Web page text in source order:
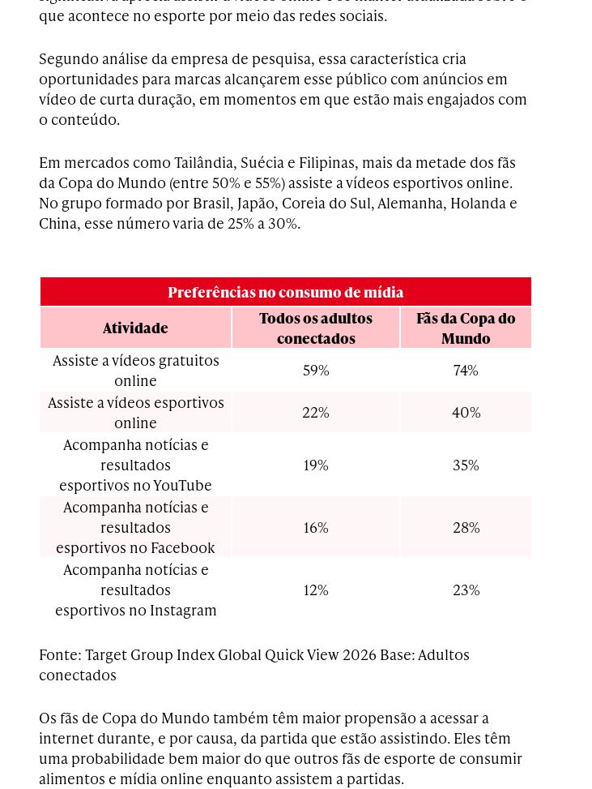
que acontece no esporte por meio das redes sociais.
Segundo análise da empresa de pesquisa, essa característica cria
oportunidades para marcas alcançarem esse público com anúncios em
vídeo de curta duração, em momentos em que estão mais engajados com
o conteúdo.
Em mercados como Tailândia, Suécia e Filipinas, mais da metade dos fãs
da Copa do Mundo (entre 50% e 55%) assiste a vídeos esportivos online.
No grupo formado por Brasil, Japão, Coreia do Sul, Alemanha, Holanda e
China, esse número varia de 25% a 30%.
Preferências no consumo de mídia
Atividade
Todos os adultos
conectados
Fãsda Copa do
Mundo
Assiste a vídeos gratuitos
online
59%
74%
Assiste a vídeos esportivos
online
22%
40%
Acompanha notícias e
resultados
esportivos no YouTube
19% 35%
Acompanha notícias e
resultados
esportivos no Facebook
16% 28%
Acompanha notícias e
resultados
esportivos no Instagram
12% 23%
Fonte: Target Group Index Global Quick View 2026 Base: Adultos
conectados
Os fãs de Copa do Mundo também têm maior propensão a acessar a
internet durante, e por causa, da partida que estão assistindo. Eles têm
uma probabilidade bem maior do que outros fãs de esporte de consumir
alimentos e mídia online enquanto assistem a partidas.